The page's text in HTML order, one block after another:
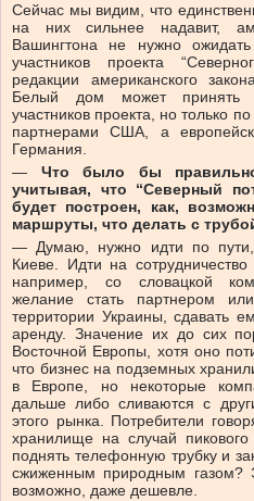
Сейчас мы видим, что
на них сильнее надавит,
Вашингтона не нужно
участников проекта
редакции американского
Белый дом может принять
участников проекта, но только
партнерами США, а
Германия.
— Что было бы
учитывая, что “Северный
будет построен, как,
маршруты, что делать с
— Думаю, нужно идти по
Киеве. Идти на
например, со словацкой
желание стать партнером
территории Украины, сдавать
аренду. Значение их до сих
Восточной Европы, хотя оно
что бизнес на подземных
в Европе, но некоторые
дальше либо сливаются с
этого рынка. Потребители
хранилище на случай
поднять телефонную трубку и
сжиженным природным газом?
возможно, даже дешевле.